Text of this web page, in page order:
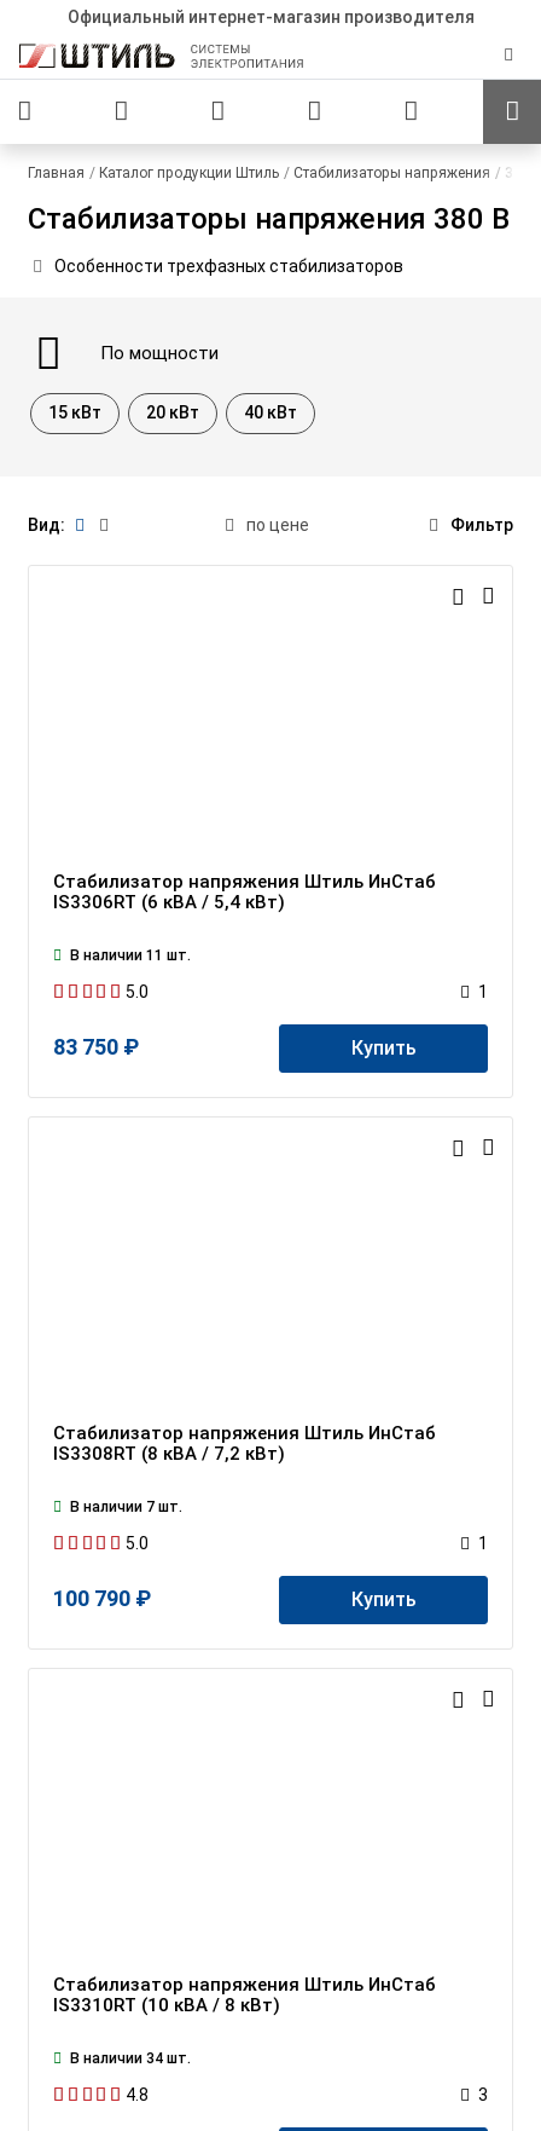
Официальный интернет-магазин производителя
Главная Каталог продукции Штиль Стабилизаторы напряжения 380
Стабилизаторы напряжения 380 В
Особенности трехфазных стабилизаторов
По мощности
15 кВт 20 кВт 40 кВт
Вид: по цене Фильтр
Стабилизатор напряжения Штиль ИнСтаб
IS3306RT (6 кВА / 5,4 кВт)
В наличии 11 шт.
5.0 1
83 750 ₽ Купить
Стабилизатор напряжения Штиль ИнСтаб
IS3308RT (8 кВА / 7,2 кВт)
В наличии 7 шт.
5.0 1
100 790 ₽ Купить
Стабилизатор напряжения Штиль ИнСтаб
IS3310RT (10 кВА / 8 кВт)
В наличии 34 шт.
4.8 3